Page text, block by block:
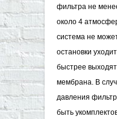
фильтра не
около 4
система не
остановки
быстрее
мембрана. В
давления
быть